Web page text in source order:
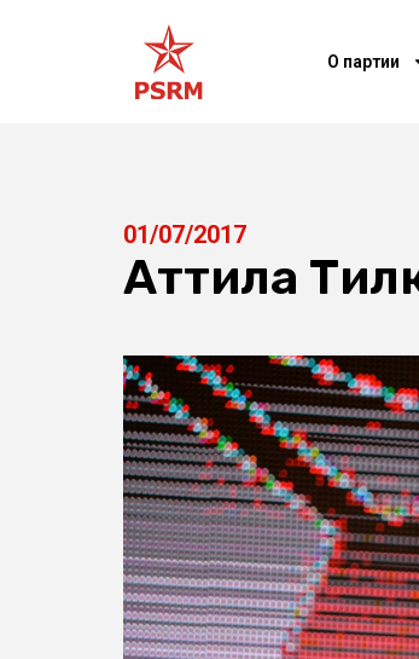
О партии
01/07/2017
Аттила